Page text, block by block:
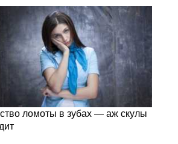
ломоты в зубах — аж скулы